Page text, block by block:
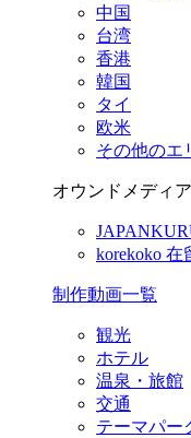
中国
台湾
香港
韓国
タイ
欧米
その他のエ
オウンドメディア
korekoko 在
制作動画一覧
観光
ホテル
温泉・旅館
交通
テーマパー